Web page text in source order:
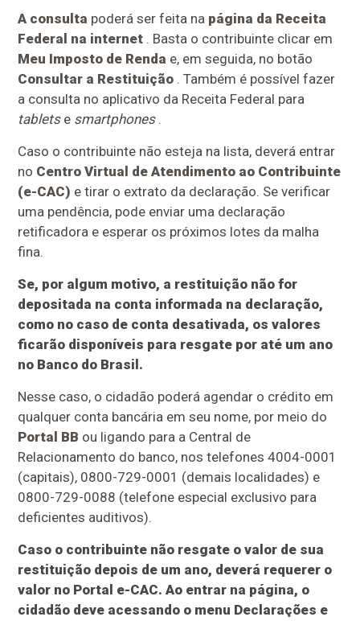
A consulta poderá ser feita na página da Receita
Federal na internet . Basta o contribuinte clicar em
Meu Imposto de Renda e, em seguida, no botão
Consultar a Restituição . Também é possível fazer
a consulta no aplicativo da Receita Federal para
tabletse smartphones.
Caso o contribuinte não esteja na lista, deverá entrar
no Centro Virtual de Atendimento ao Contribuinte
(e-CAC) e tirar o extrato da declaração. Se verificar
uma pendência, pode enviar uma declaração
retificadora e esperar os próximos lotes da malha
fina.
Se, por algum motivo, a restituição não for
depositada na conta informada na declaração,
como no caso de conta desativada, os valores
ficarão disponíveis para resgate por até um ano
no Banco do Brasil.
Nesse caso, o cidadão poderá agendar o crédito em
qualquer conta bancária em seu nome, por meio do
Portal BB ou ligando para a Central de
Relacionamento do banco, nos telefones 4004-0001
(capitais), 0800-729-0001 (demais localidades) e
0800-729-0088 (telefone especial exclusivo para
deficientes auditivos).
Caso o contribuinte não resgate o valor de sua
restituição depois de um ano, deverá requerer o
valor no Portal e-CAC. Ao entrar na página, o
cidadão deve acessando o menu Declarações e